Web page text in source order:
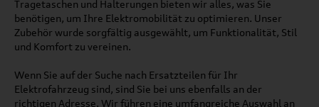
Tragetaschen und Halterungen bieten wir alles, was Sie
benötigen, um Ihre Elektromobilität zu optimieren. Unser
Zubehör wurde sorgfältig ausgewählt, um Funktionalität, Stil
und Komfort zu vereinen.
Wenn Sie auf der Suche nach Ersatzteilen für Ihr
Elektrofahrzeug sind, sind Sie bei uns ebenfalls an der
richtigen Adresse. Wir führen eine umfangreiche Auswahl an